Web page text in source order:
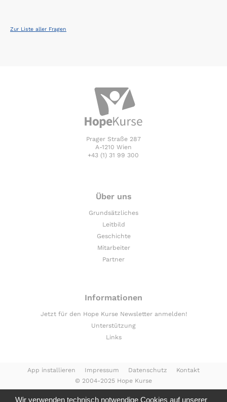
Zur Liste aller Fragen
Prager Straße 287
A-1210 Wien
+43 (1) 31 99 300
Über uns
Grundsätzliches
Leitbild
Geschichte
Mitarbeiter
Partner
Informationen
Jetzt für den Hope Kurse Newsletter anmelden!
Unterstützung
Links
© 2004-2025 Hope Kurse
App installieren Impressum Datenschutz Kontakt
Wir verwenden technisch notwendige Cookies auf unserer